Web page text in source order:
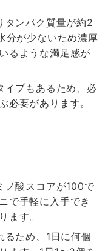
タンパク質量が約2
分が少ないため濃厚
るような満足感が
イプもあるため、必
必要があります。
ノ酸スコアが100で
で手軽に入手でき
ます。
るため、1日に何個